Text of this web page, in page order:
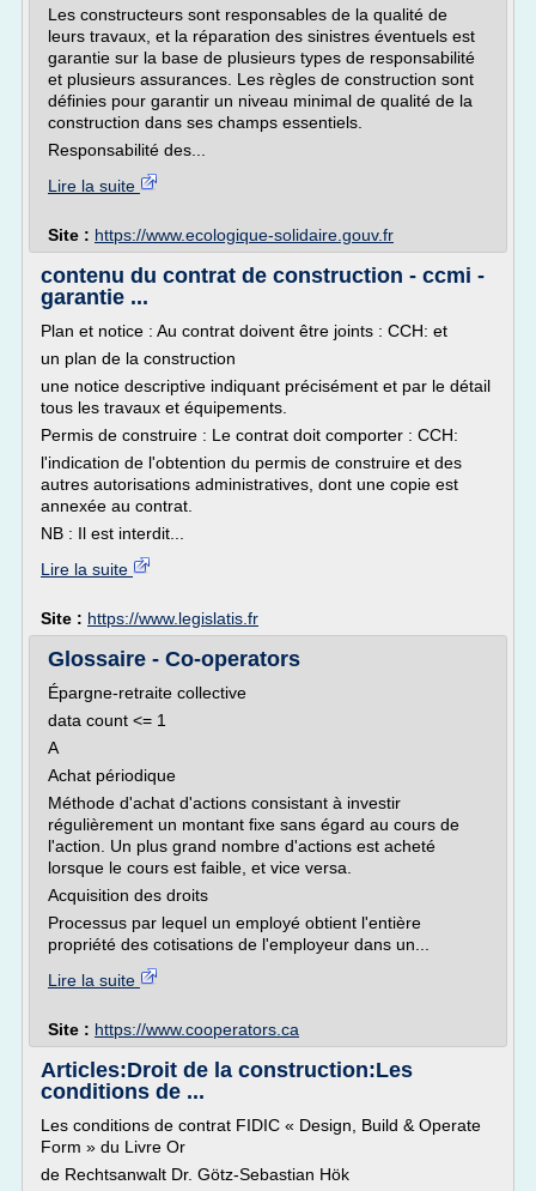
Les constructeurs sont responsables de la qualité de
leurs travaux, et la réparation des sinistres éventuels est
garantie sur la base de plusieurs types de responsabilité
et plusieurs assurances. Les règles de construction sont
définies pour garantir un niveau minimal de qualité de la
construction dans ses champs essentiels.
Responsabilité des...
Lire la suite
Site : https://www.ecologique-solidaire.gouv.fr
contenu du contrat de construction - ccmi -
garantie ...
Plan et notice : Au contrat doivent être joints : CCH: et
un plan de la construction
une notice descriptive indiquant précisément et par le détail
tous les travaux et équipements.
Permis de construire : Le contrat doit comporter : CCH:
l'indication de l'obtention du permis de construire et des
autres autorisations administratives, dont une copie est
annexée au contrat.
NB : Il est interdit...
Lire la suite
Site : https://www.legislatis.fr
Glossaire - Co-operators
Épargne-retraite collective
data count <= 1
A
Achat périodique
Méthode d'achat d'actions consistant à investir
régulièrement un montant fixe sans égard au cours de
l'action. Un plus grand nombre d'actions est acheté
lorsque le cours est faible, et vice versa.
Acquisition des droits
Processus par lequel un employé obtient l'entière
propriété des cotisations de l'employeur dans un...
Lire la suite
Site : https://www.cooperators.ca
Articles:Droit de la construction:Les
conditions de ...
Les conditions de contrat FIDIC « Design, Build & Operate
Form » du Livre Or
de Rechtsanwalt Dr. Götz-Sebastian Hök